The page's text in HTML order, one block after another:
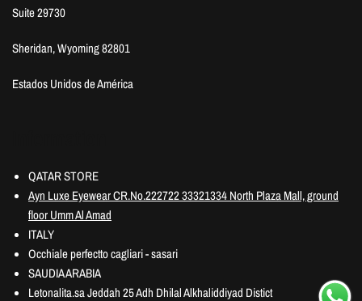
Suite 29730
Sheridan, Wyoming 82801
Estados Unidos de América
QATAR STORE
Ayn Luxe Eyewear CR.No.222722 33321334 North Plaza Mall, ground
floor Umm Al Amad
ITALY
Occhiale perfectto cagliari - sasari
SAUDIA ARABIA
Letonalita.sa Jeddah 25 Adh Dhilal Alkhaliddiyad Distict